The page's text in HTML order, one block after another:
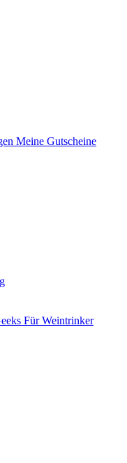
Meine Gutscheine
Für Weintrinker